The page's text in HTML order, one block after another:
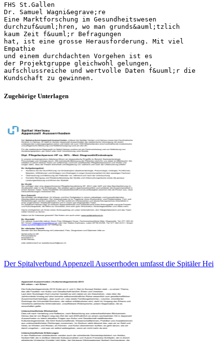
FHS St.Gallen
Dr. Samuel Wagni&egrave;re
Eine Marktforschung im Gesundheitswesen
durchzuf&uuml;hren, wo man grunds&auml;tzlich
kaum Zeit f&uuml;r Befragungen
hat, ist eine grosse Herausforderung. Mit viel
Empathie
und einem durchdachten Vorgehen ist es
der Projektgruppe gleichwohl gelungen,
aufschlussreiche und wertvolle Daten f&uuml;r die
Zugehörige Unterlagen
Der Spitalverbund Appenzell Ausserrhoden umfasst die Spitäler Hei